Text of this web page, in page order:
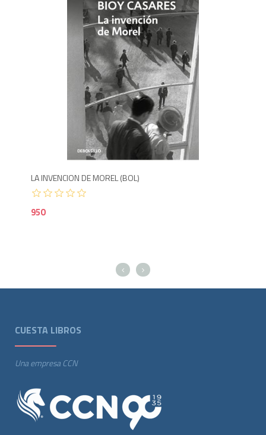
LA INVENCION DE MOREL (BOL)
950
Agotado
CUESTA LIBROS
Una empresa CCN